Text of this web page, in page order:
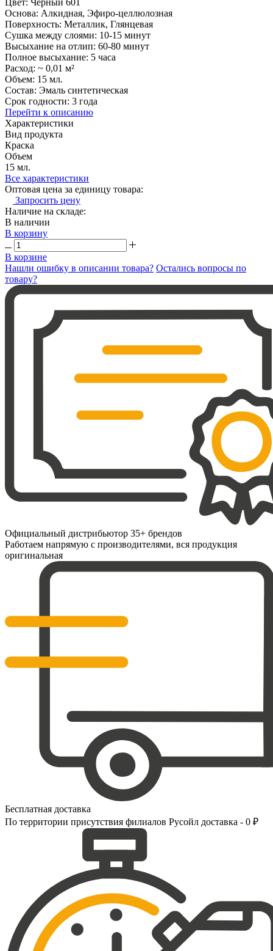
Основа: Алкидная, Эфиро-целлюлозная
Поверхность: Металлик, Глянцевая
Сушка между слоями: 10-15 минут
Высыхание на отлип: 60-80 минут
Полное высыхание: 5 часа
Расход: ~ 0,01 м²
Объем: 15 мл.
Состав: Эмаль синтетическая
Срок годности: 3 года
Перейти к описанию
Характеристики
Вид продукта
Краска
Объем
15 мл.
Все характеристики
Оптовая цена за единицу товара:
Запросить цену
Наличие на складе:
В наличии
В корзину
В корзине
Нашли ошибку в описании товара? Остались вопросы по
товару?
Официальный дистрибьютор 35+ брендов
Работаем напрямую с производителями, вся продукция
оригинальная
Бесплатная доставка
По территории присутствия филиалов Русойл доставка - 0 ₽